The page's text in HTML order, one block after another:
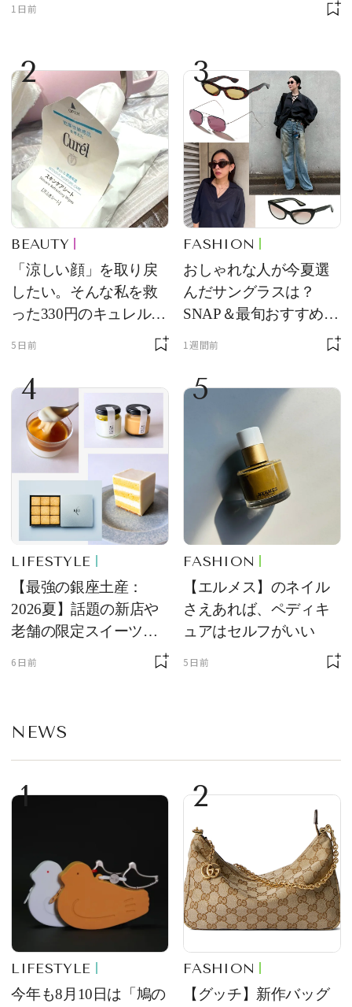
1日前
2
BEAUTY
「涼しい顔」を取り戻
したい。そんな私を救
った330円のキュレル名
5日前
3
FASHION
おしゃれな人が今夏選
んだサングラスは？
SNAP＆最旬おすすめサ
1週間前
4
LIFESTYLE
【最強の銀座土産：
2026夏】話題の新店や
老舗の限定スイーツを
ゲット【＃SPURおやつ
6日前
5
FASHION
【エルメス】のネイル
さえあれば、ペディキ
ュアはセルフがいい
5日前
NEWS
1
LIFESTYLE
今年も8月10日は「鳩の
2
FASHION
【グッチ】新作バッグ